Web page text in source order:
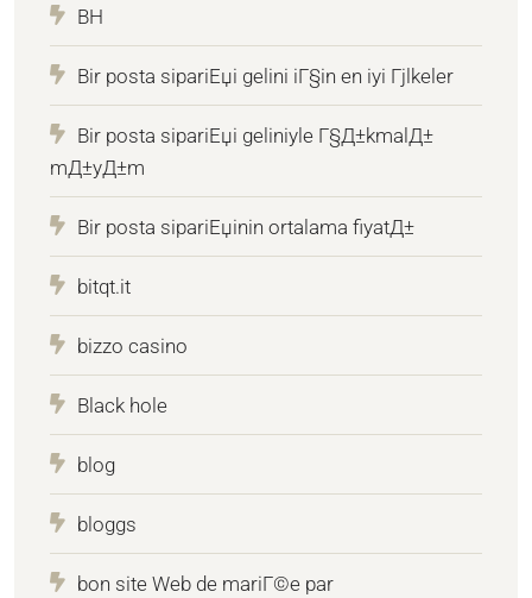
BH
Bir posta sipariЕџi gelini iГ§in en iyi Гјlkeler
Bir posta sipariЕџi geliniyle Г§Д±kmalД±
mД±yД±m
Bir posta sipariЕџinin ortalama fiyatД±
bitqt.it
bizzo casino
Black hole
blog
bloggs
bon site Web de mariГ©e par